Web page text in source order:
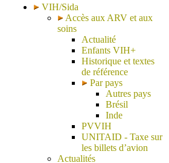
VIH/Sida
Accès aux ARV et aux
soins
Actualité
Enfants VIH+
Historique et textes
de référence
Par pays
Autres pays
Brésil
Inde
PVVIH
UNITAID - Taxe sur
les billets d’avion
Actualités